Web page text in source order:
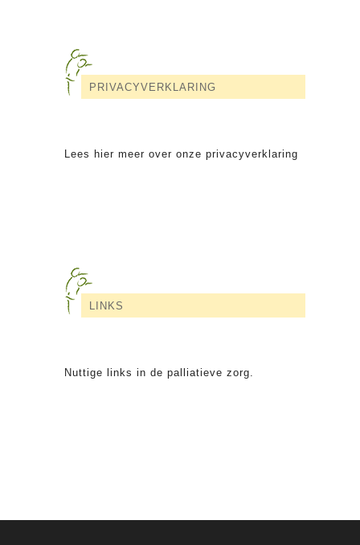
PRIVACYVERKLARING
Lees hier meer over onze privacyverklaring
LINKS
Nuttige links in de palliatieve zorg.